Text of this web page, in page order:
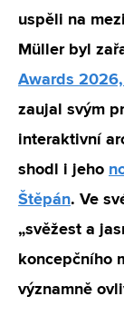
uspěli na
Müller byl
Awards
zaujal svým
interaktivní
shodl i jeho
Štěpán. Ve
„svěžest a
koncepčního
významně